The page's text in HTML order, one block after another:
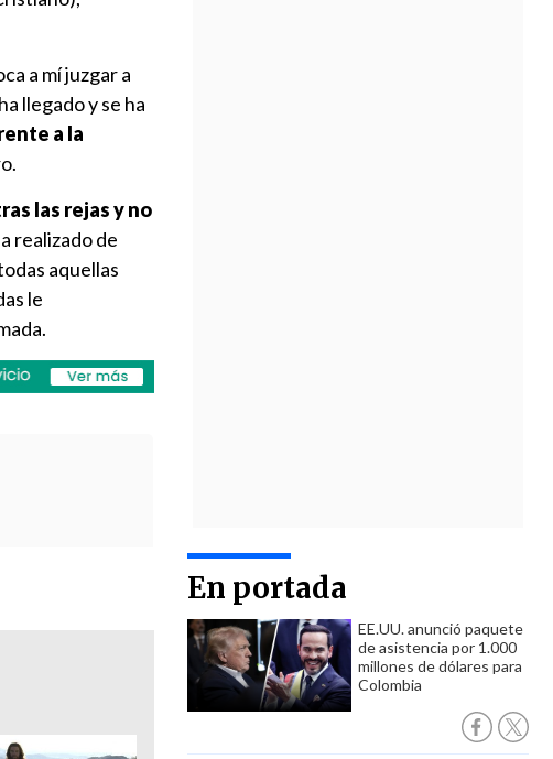
En portada
EE.UU. anunció paquete
de asistencia por 1.000
millones de dólares para
Colombia
a mí juzgar a
llegado y se ha
a la
las rejas y no
realizado de
aquellas
le